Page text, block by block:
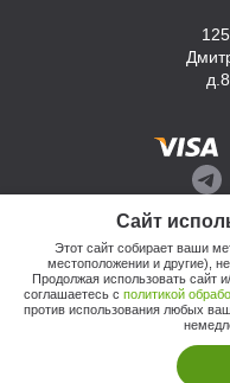
Сайт
Этот сайт собирает ваши
местоположении и другие),
Продолжая использовать сайт
соглашаетесь с политикой
против использования любых
© 2026,
Политика
Этот сайт